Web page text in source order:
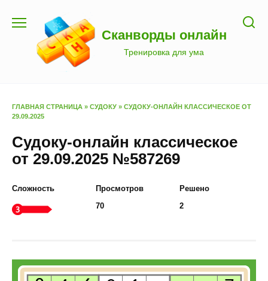
содержанию
Сканворды онлайн
Тренировка для ума
ГЛАВНАЯ СТРАНИЦА » СУДОКУ » СУДОКУ-ОНЛАЙН КЛАССИЧЕСКОЕ ОТ
29.09.2025
Судоку-онлайн классическое
от 29.09.2025 №587269
Сложность
Просмотров
70
Решено
2